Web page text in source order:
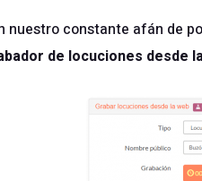
nuestro constante afán de
de locuciones desde